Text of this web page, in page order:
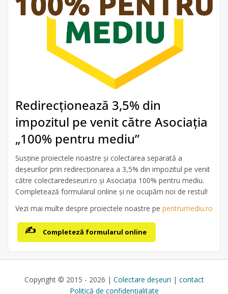
Redirecționează 3,5% din
impozitul pe venit către Asociația
„100% pentru mediu”
Susține proiectele noastre și colectarea separată a
deșeurilor prin redirecționarea a 3,5% din impozitul pe venit
către colectaredeseuri.ro și Asociația 100% pentru mediu.
Completează formularul online și ne ocupăm noi de restul!
Vezi mai multe despre proiectele noastre pe pentrumediu.ro
Completeză formularul online
Copyright © 2015 - 2026 | Colectare deșeuri | contact
Politică de confidențialitate